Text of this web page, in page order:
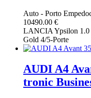
Auto - Porto
10490.00 €
LANCIA Ypsilon 1.0
Gold 4/5-Porte
AUDI A4
tronic